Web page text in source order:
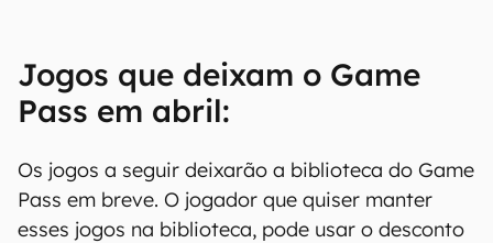
Jogos que deixam o Game
Pass em abril:
Os jogos a seguir deixarão a biblioteca do Game
Pass em breve. O jogador que quiser manter
esses jogos na biblioteca, pode usar o desconto